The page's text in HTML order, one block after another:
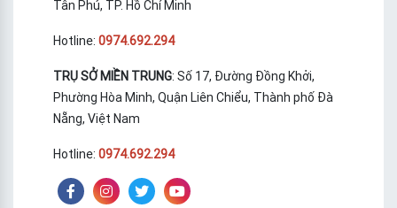
Tân Phú, TP. Hồ Chí Minh
Hotline: 0974.692.294
TRỤ SỞ MIỀN TRUNG: Số 17, Đường Đồng Khởi,
Phường Hòa Minh, Quận Liên Chiểu, Thành phố Đà
Nẵng, Việt Nam
Hotline: 0974.692.294